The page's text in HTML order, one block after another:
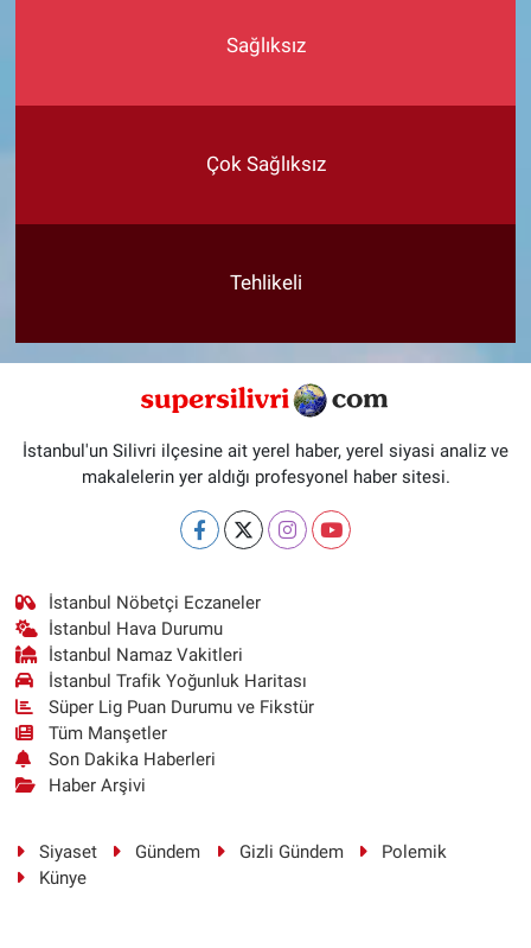
Sağlıksız
Çok Sağlıksız
Tehlikeli
İstanbul'un Silivri ilçesine ait yerel haber, yerel siyasi analiz ve
makalelerin yer aldığı profesyonel haber sitesi.
İstanbul Nöbetçi Eczaneler
İstanbul Hava Durumu
İstanbul Namaz Vakitleri
İstanbul Trafik Yoğunluk Haritası
Süper Lig Puan Durumu ve Fikstür
Tüm Manşetler
Son Dakika Haberleri
Haber Arşivi
Siyaset Gündem Gizli Gündem
Polemik
Künye